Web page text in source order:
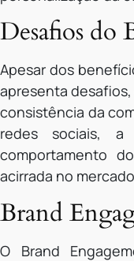
Desafios do
Apesar dos
apresenta
consistência da
redes sociais, a
comportamento
acirrada no
Brand
O Brand